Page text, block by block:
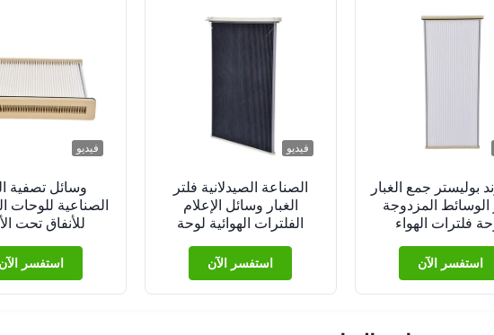
بوليستر جمع الغبار
الوسائط المزدوجة
فلترات الهواء
استفسر الآن
فيديو
الصناعة الصيدلانية فلتر
الغبار وسائل الإعلام
الفلترات الهوائية لوحة
استفسر الآن
فيديو
وسائل تصفية
الصناعية للوحات
للأنفاق تحت
استفسر الآن